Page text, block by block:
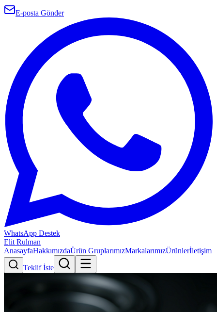
E-posta Gönder
WhatsApp Destek
Elit Rulman
AnasayfaHakkımızdaÜrün GruplarımızMarkalarımızÜrünlerİletişim
Teklif İste